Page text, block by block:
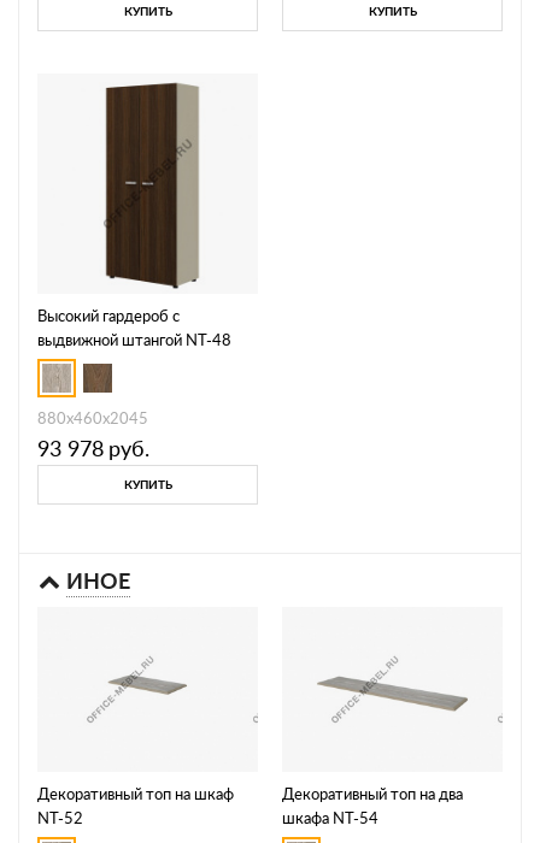
КУПИТЬ КУПИТЬ
Высокий гардероб с
выдвижной штангой NT-48
880х460х2045
93 978 руб.
КУПИТЬ
ИНОЕ
Декоративный топ на шкаф
NT-52
Декоративный топ на два
шкафа NT-54